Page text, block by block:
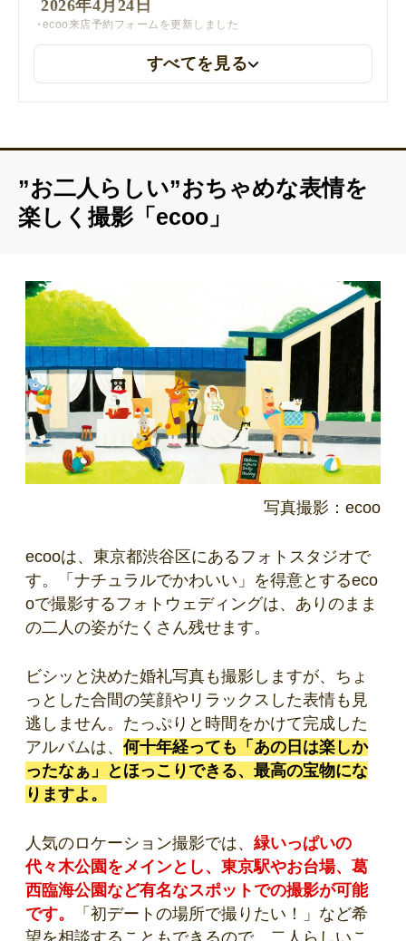
2026年4月24日
ecoo来店予約フォームを更新しました
すべてを見る
”お二人らしい”おちゃめな表情を
楽しく撮影「ecoo」
写真撮影：ecoo
ecooは、東京都渋谷区にあるフォトスタジオで
す。「ナチュラルでかわいい」を得意とするeco
oで撮影するフォトウェディングは、ありのまま
の二人の姿がたくさん残せます。
ビシッと決めた婚礼写真も撮影しますが、ちょ
っとした合間の笑顔やリラックスした表情も見
逃しません。たっぷりと時間をかけて完成した
アルバムは、 何十年経っても「あの日は楽しか
ったなぁ」とほっこりできる、最高の宝物にな
りますよ。
人気のロケーション撮影では、 緑いっぱいの
代々木公園をメインとし、東京駅やお台場、葛
西臨海公園など有名なスポットでの撮影が可能
です。
「初デートの場所で撮りたい！」など希
望を相談することもできるので、二人らしいこ